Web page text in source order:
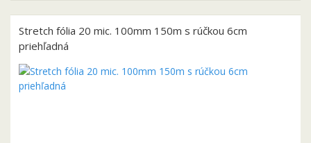
Stretch fólia 20 mic. 100mm 150m s rúčkou 6cm
priehľadná